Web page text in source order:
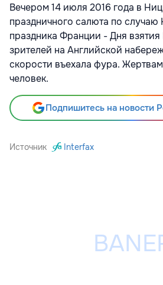
Вечером 14 июля 2016 года в
праздничного салюта по случаю
праздника Франции - Дня
зрителей на Английской
скорости въехала фура.
человек.
Подпишитесь на новости
Источник Interfax